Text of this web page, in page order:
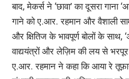
बाद, मेकर्स ने ‘छावा’ का दूसरा गाना
गाने को ए.आर. रहमान और वैशाली
और क्षितिज के भावपूर्ण बोलों के साथ,
वाद्ययंत्रों और लेज़िम की लय से
ए.आर. रहमान ने कहा कि आया रे